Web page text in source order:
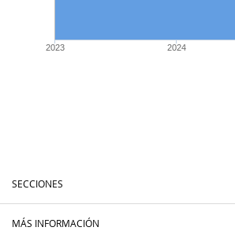
2023 2024
SECCIONES
MÁS INFORMACIÓN